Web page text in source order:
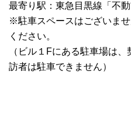
最寄り駅：東急目黒線「不
※駐車スペースはございま
ください。
（ビル１Fにある駐車場は
訪者は駐車できません）